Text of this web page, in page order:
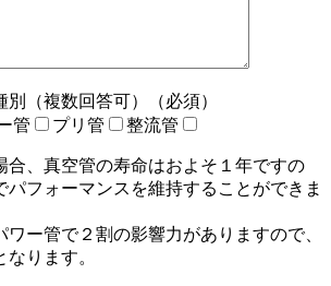
（複数回答可）（必須）
管 プリ管 整流管
、真空管の寿命はおよそ１年ですの
パフォーマンスを維持することができま
ー管で２割の影響力がありますので、
ります。